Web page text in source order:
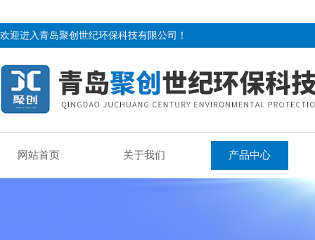
欢迎进入青岛聚创世纪环保科技有限公司！
网站首页 关于我们 产品中心